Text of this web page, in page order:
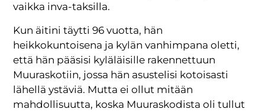
vaikka inva-taksilla.
Kun äitini täytti 96 vuotta, hän
heikkokuntoisena ja kylän vanhimpana oletti,
että hän pääsisi kyläläisille rakennettuun
Muuraskotiin, jossa hän asustelisi kotoisasti
lähellä ystäviä. Mutta ei ollut mitään
mahdollisuutta, koska Muuraskodista oli tullut